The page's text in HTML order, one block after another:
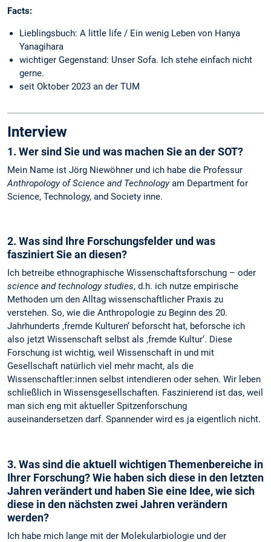
Facts:
Lieblingsbuch: A little life / Ein wenig Leben von Hanya
Yanagihara
wichtiger Gegenstand: Unser Sofa. Ich stehe einfach nicht
gerne.
seit Oktober 2023 an der TUM
Interview
1. Wer sind Sie und was machen Sie an der SOT?
Mein Name ist Jörg Niewöhner und ich habe die Professur
Anthropology of Science and Technologyam Department for
Science, Technology, and Society inne.
2. Was sind Ihre Forschungsfelder und was
fasziniert Sie an diesen?
Ich betreibe ethnographische Wissenschaftsforschung – oder
science and technology studies, d.h. ich nutze empirische
Methoden um den Alltag wissenschaftlicher Praxis zu
verstehen. So, wie die Anthropologie zu Beginn des 20.
Jahrhunderts ‚fremde Kulturen‘ beforscht hat, beforsche ich
also jetzt Wissenschaft selbst als ‚fremde Kultur‘. Diese
Forschung ist wichtig, weil Wissenschaft in und mit
Gesellschaft natürlich viel mehr macht, als die
Wissenschaftler:innen selbst intendieren oder sehen. Wir leben
schließlich in Wissensgesellschaften. Faszinierend ist das, weil
man sich eng mit aktueller Spitzenforschung
auseinandersetzen darf. Spannender wird es ja eigentlich nicht.
3. Was sind die aktuell wichtigen Themenbereiche in
Ihrer Forschung? Wie haben sich diese in den letzten
Jahren verändert und haben Sie eine Idee, wie sich
diese in den nächsten zwei Jahren verändern
werden?
Ich habe mich lange mit der Molekularbiologie und der